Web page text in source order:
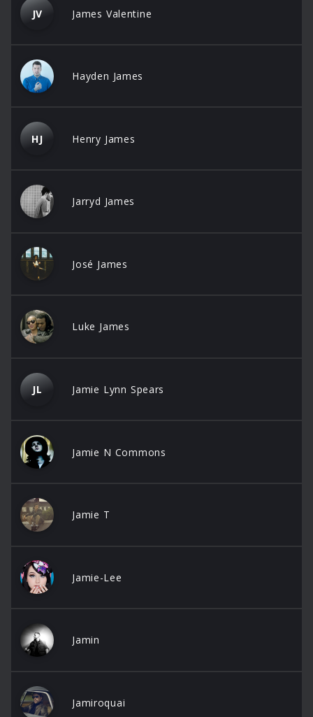
JV James Valentine
Hayden James
HJ Henry James
Jarryd James
José James
Luke James
JL Jamie Lynn Spears
Jamie N Commons
Jamie T
Jamie-Lee
Jamin
Jamiroquai